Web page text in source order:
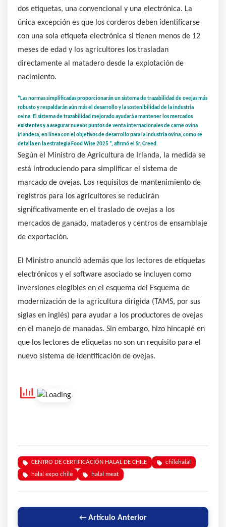
dos etiquetas, una convencional y una electrónica. La
única excepción es que los corderos deben identificarse
con una sola etiqueta electrónica si tienen menos de 12
meses de edad y los agricultores los trasladan
directamente al matadero desde la explotación de
nacimiento.
“Las normas simplificadas proporcionarán un sistema de trazabilidad de ovejas más
robusto y respaldarán aún más el desarrollo y la sostenibilidad de la industria
ovina. El sistema de trazabilidad mejorado ayudará a mantener los mercados
existentes y a asegurar nuevos puntos de venta internacionales de carne ovina
irlandesa, en línea con el objetivos de desarrollo para la industria ovina, como se
detalla en la estrategia Food Wise 2025 “, afirmó el Sr. Creed.
Según el Ministro de Agricultura de Irlanda, la medida se
está introduciendo para simplificar el sistema de
marcado de ovejas. Los requisitos de mantenimiento de
registros para los agricultores se reducirán
significativamente en el traslado de ovejas a los
mercados de ganado, mataderos y centros de ensamblaje
de exportación.
El Ministro anunció además que los lectores de etiquetas
electrónicos y el software asociado se incluyen como
inversiones elegibles en el esquema del Esquema de
modernización de la agricultura dirigida (TAMS, por sus
siglas en inglés) para ayudar a los productores de ovejas
en el manejo de manadas. Sin embargo, hizo hincapié en
que los lectores de etiquetas no son un requisito para el
nuevo sistema de identificación de ovejas.
CENTRO DE CERTIFICACIÓN HALAL DE CHILE
chilehalal
halal expo chile
halal meat
← Artículo Anterior